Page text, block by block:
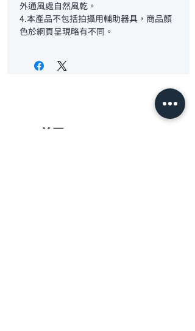
外通風處自然風乾。
4.本產品不包括拍攝用輔助器具，商品顏
色於網頁呈現略有不同。